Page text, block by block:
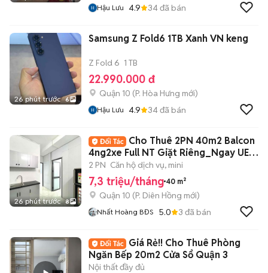
Hậu Lưu 4.9 34đã bán
26 phút trước 6
Samsung Z Fold6 1TB Xanh VN keng
Z Fold 6 1 TB
22.990.000 đ
Quận 10 (P. Hòa Hưng mới)
Hậu Lưu 4.9 34đã bán
26 phút trước 8
Cho Thuê 2PN 40m2 Balcon
4ng2xe Full NT Giặt Riêng_Ngay UEH
300m Q10
2 PN Căn hộ dịch vụ, mini
7,3 triệu/tháng 40 m²
Quận 10 (P. Diên Hồng mới)
Nhất Hoàng BĐS 5.0 3 đã bán
Giá Rẻ!! Cho Thuê Phòng
Ngăn Bếp 20m2 Cửa Sổ Quận 3
Nội thất đầy đủ